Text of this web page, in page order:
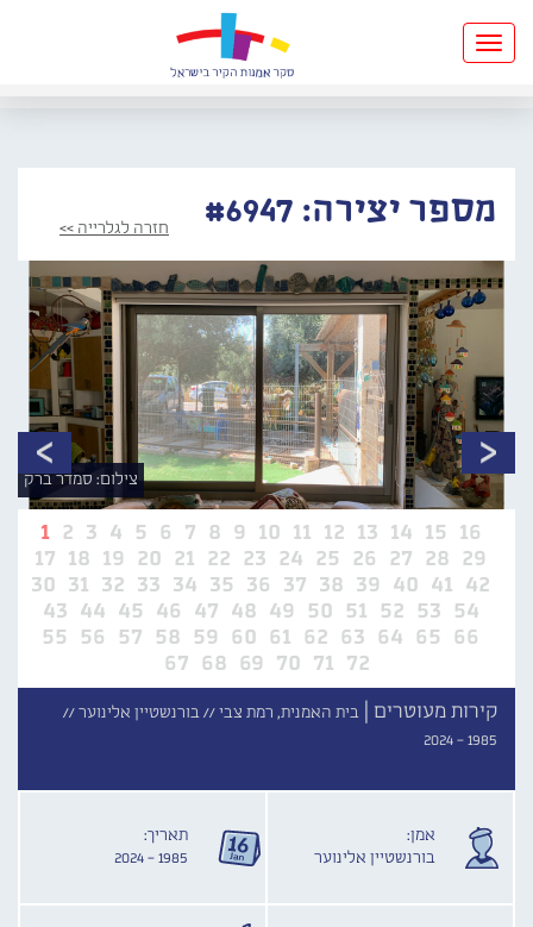
Toggle
navigation
מספר יצירה: #6947 חזרה לגלרייה >>
1 2 3 4 5 6 7 8 9 10 11 12 13 14 15 16
17 18 19 20 21 22 23 24 25 26 27 28 29
30 31 32 33 34 35 36 37 38 39 40 41 42
43 44 45 46 47 48 49 50 51 52 53 54
55 56 57 58 59 60 61 62 63 64 65 66
67 68 69 70 71 72
צילום: סמדר ברק
קירות מעוטרים | בית האמנית, רמת צבי //בורנשטיין אלינוער //
1985 - 2024
אמן:
בורנשטיין אלינוער
תאריך:
1985 - 2024